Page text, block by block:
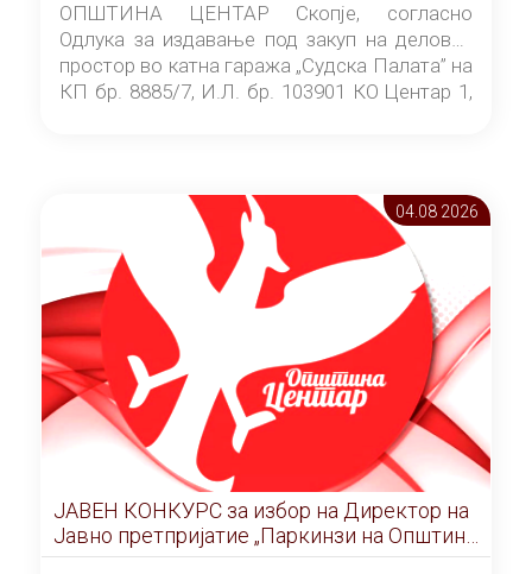
ОПШТИНА ЦЕНТАР Скопје, согласно
Одлука за издавање под закуп на деловен
простор во катна гаража „Судска Палата” на
КП бр. 8885/7, И.Л. бр. 103901 КО Центар 1,
Скопје” број 9/2026), за времетраење од 3
(три) години од денот на потпишувањето на
Договорот за закуп со најповолниот
понудувач.
04.08 2026
ЈАВЕН КОНКУРС за избор на Директор на
Јавно претпријатие „Паркинзи на Општина
Центар“ – Скопје